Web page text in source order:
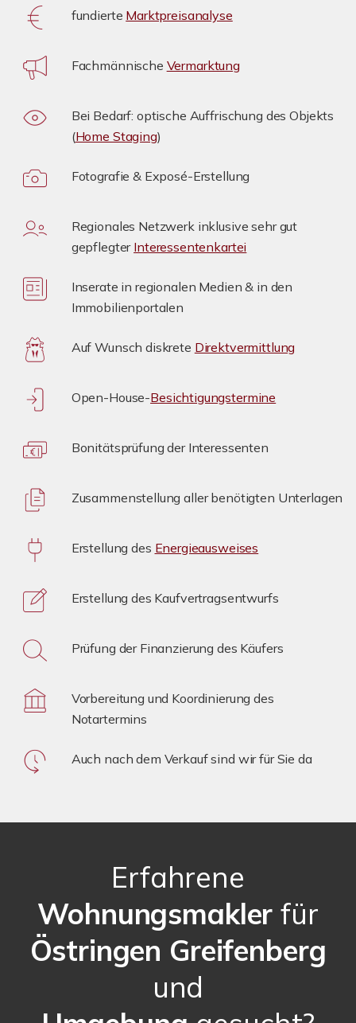
fundierte Marktpreisanalyse
Fachmännische Vermarktung
Bei Bedarf: optische Auffrischung des Objekts
(Home Staging)
Fotografie & Exposé-Erstellung
Regionales Netzwerk inklusive sehr gut
gepflegter Interessentenkartei
Inserate in regionalen Medien & in den
Immobilienportalen
Auf Wunsch diskrete Direktvermittlung
Open-House-Besichtigungstermine
Bonitätsprüfung der Interessenten
Zusammenstellung aller benötigten Unterlagen
Erstellung des Energieausweises
Erstellung des Kaufvertragsentwurfs
Prüfung der Finanzierung des Käufers
Vorbereitung und Koordinierung des
Notartermins
Auch nach dem Verkauf sind wir für Sie da
Erfahrene
Wohnungsmaklerfür
Östringen Greifenberg
und